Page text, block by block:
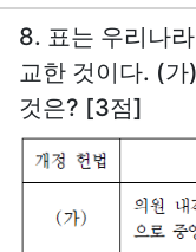
8. 표는 우리나
교한 것이다. (
것은? [3점]